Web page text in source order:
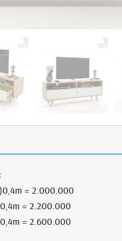
= 2.000.000
= 2.200.000
= 2.600.000